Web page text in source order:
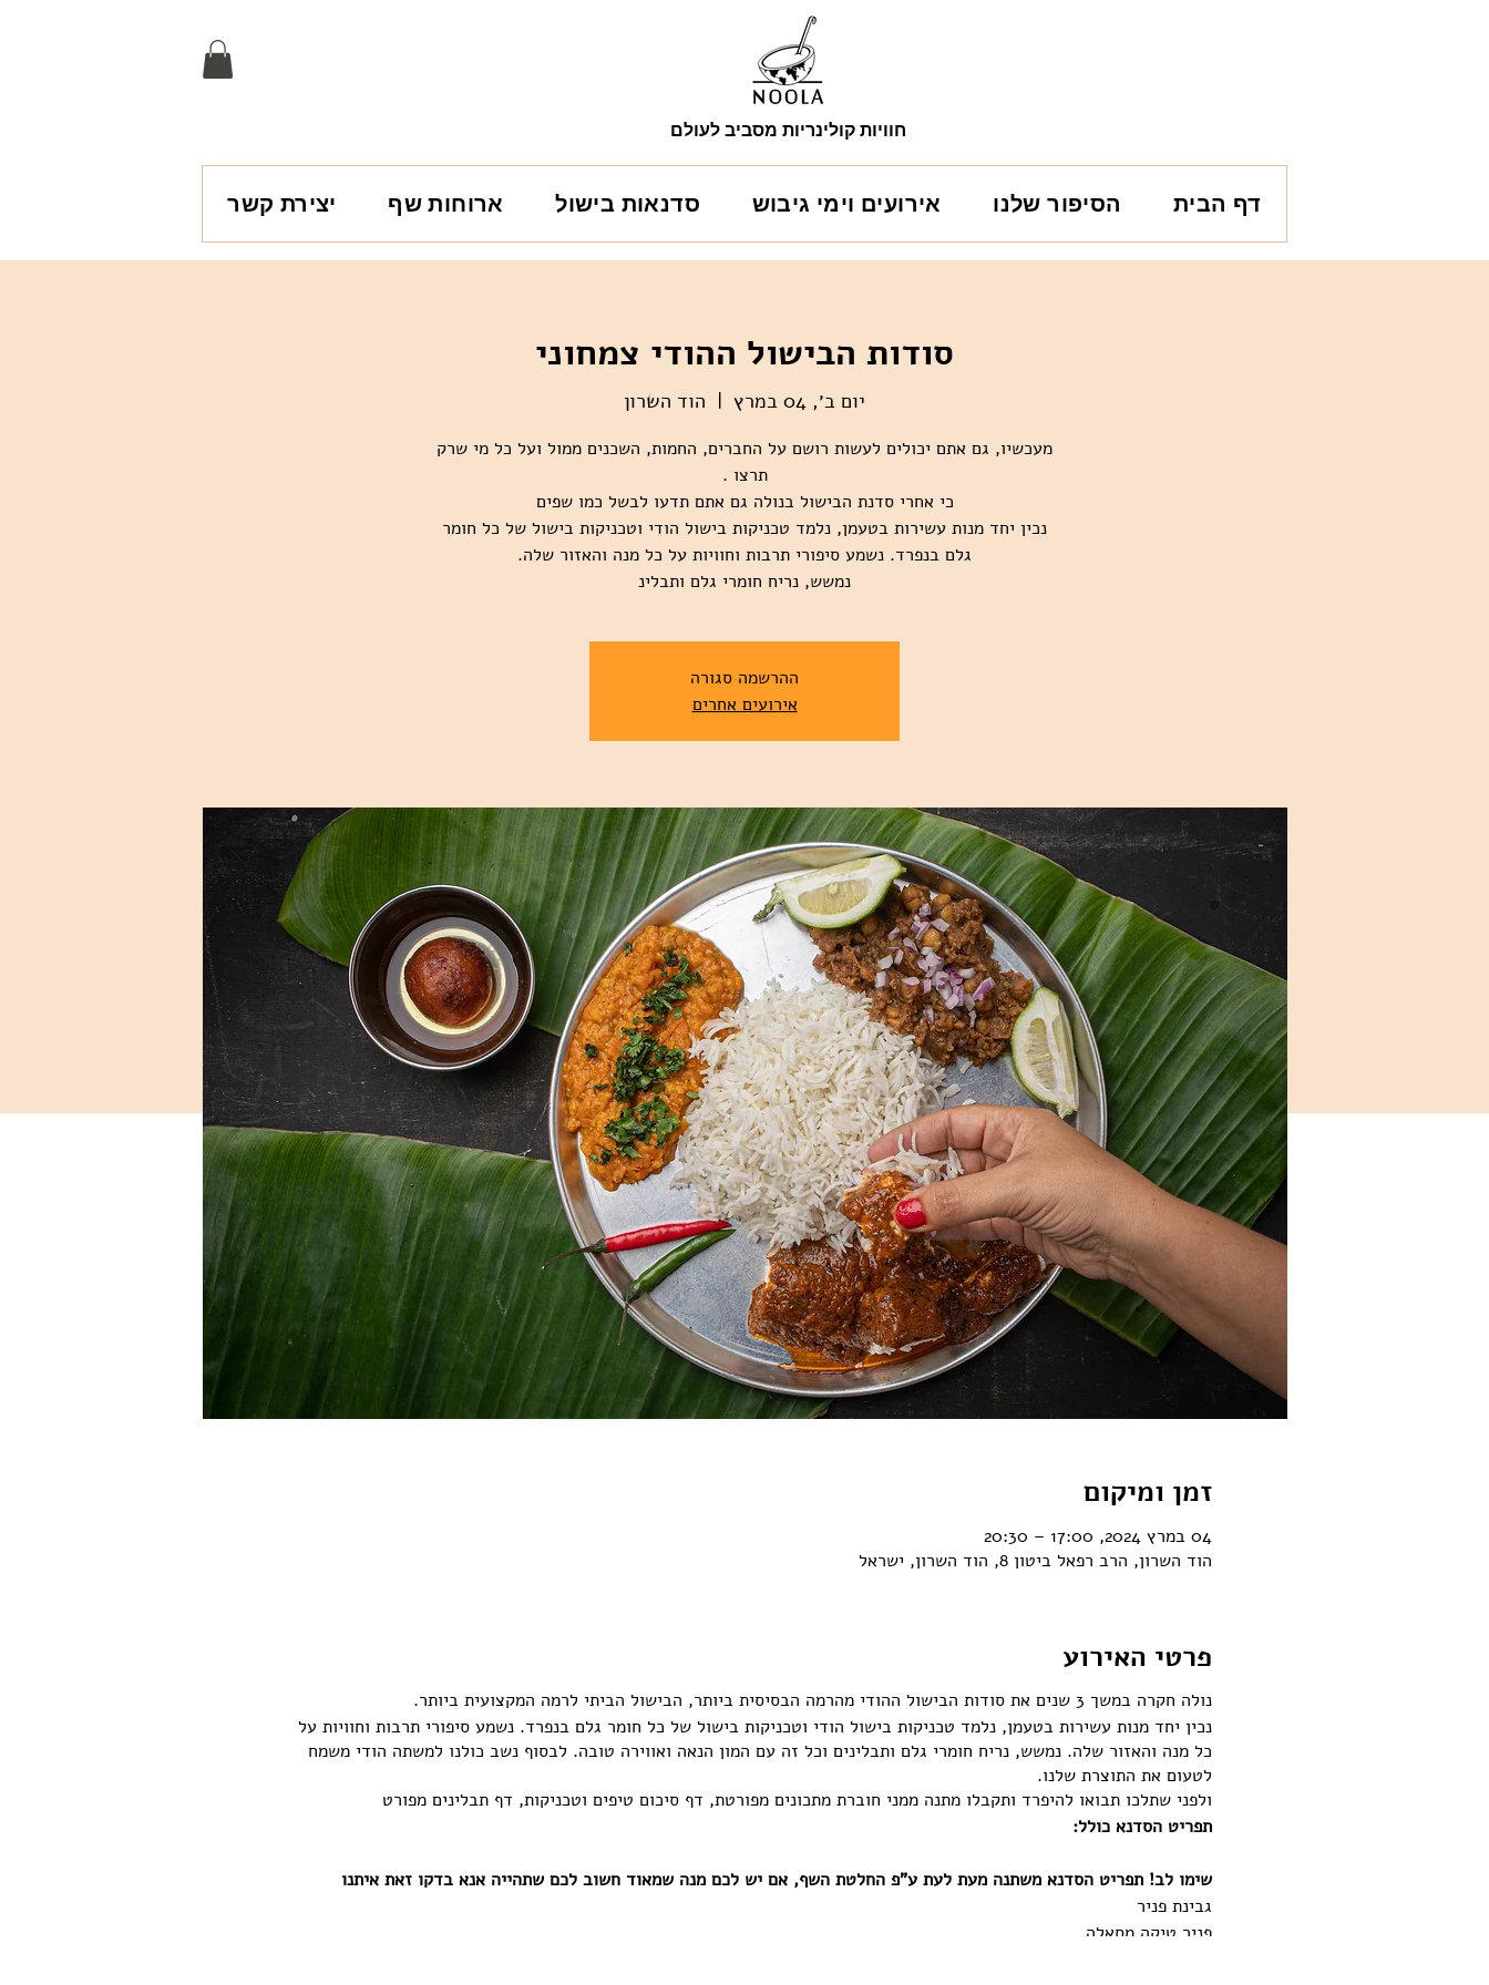
חוויות קולינריות מסביב לעולם
דף הבית הסיפור שלנו אירועים וימי גיבוש סדנאות בישול ארוחות שף יצירת קשר
סודות הבישול ההודי צמחוני
יום ב׳, 04 במרץ הוד השרון
מעכשיו, גם אתם יכולים לעשות רושם על החברים, החמות, השכנים ממול ועל כל מי שרק
נכין יחד מנות עשירות בטעמן, נלמד טכניקות בישול הודי וטכניקות בישול של כל חומר
נמשש, נריח חומרי גלם ותבלינ
ההרשמה סגורה
אירועים אחרים
זמן ומיקום
04 במרץ 2024, 17:00 – 20:30
הוד השרון, הרב רפאל ביטון 8, הוד השרון, ישראל
פרטי האירוע
נולה חקרה במשך 3 שנים את סודות הבישול ההודי מהרמה הבסיסית ביותר, הבישול הביתי לרמה המקצועית ביותר.
נכין יחד מנות עשירות בטעמן, נלמד טכניקות בישול הודי וטכניקות בישול של כל חומר גלם בנפרד. נשמע סיפורי תרבות וחוויות על
כל מנה והאזור שלה. נמשש, נריח חומרי גלם ותבלינים וכל זה עם המון הנאה ואווירה טובה. לבסוף נשב כולנו למשתה הודי משמח
לטעום את התוצרת שלנו.
ולפני שתלכו תבואו להיפרד ותקבלו מתנה ממני חוברת מתכונים מפורטת, דף סיכום טיפים וטכניקות, דף תבלינים מפורט
תפריט הסדנא כולל:
שימו לב! תפריט הסדנא משתנה מעת לעת ע"פ החלטת השף, אם יש לכם מנה שמאוד חשוב לכם שתהייה אנא בדקו זאת איתנו
גבינת פניר
פניר טיקה מסאלה